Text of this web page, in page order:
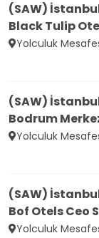
(SAW)
Black Tulip
Yolculuk
(SAW)
Bodrum
Yolculuk
(SAW)
Bof Otels Ceo
Yolculuk